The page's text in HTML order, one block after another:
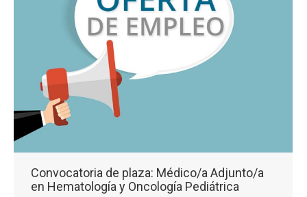
Convocatoria de plaza: Médico/a Adjunto/a
en Hematología y Oncología Pediátrica